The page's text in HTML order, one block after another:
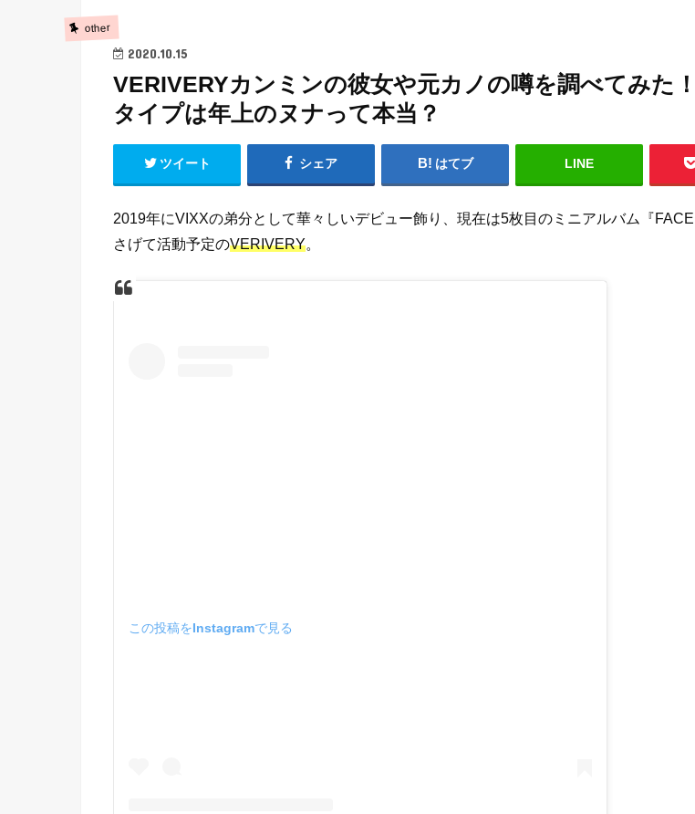
other
2020.10.15
VERIVERYカンミンの彼女や元カノの噂を調べてみた
タイプは年上のヌナって本当？
ツイート シェア はてブ LINE
2019年にVIXXの弟分として華々しいデビュー飾り、現在は5枚目のミニアルバム『
さげて活動予定のVERIVERY。
この投稿をInstagramで見る